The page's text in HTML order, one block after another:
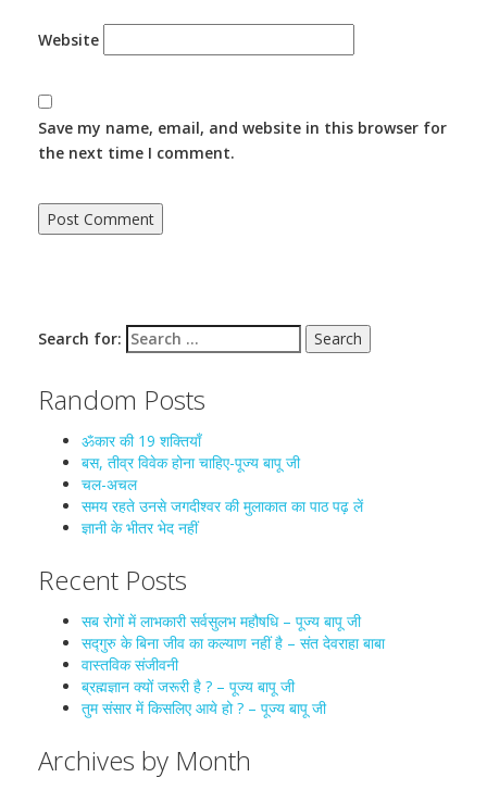
Website
Save my name, email, and website in this browser for
the next time I comment.
Search for:
Random Posts
ॐकार की 19 शक्तियाँ
बस, तीव्र विवेक होना चाहिए-पूज्य बापू जी
चल-अचल
समय रहते उनसे जगदीश्वर की मुलाकात का पाठ पढ़ लें
ज्ञानी के भीतर भेद नहीं
Recent Posts
सब रोगों में लाभकारी सर्वसुलभ महौषधि – पूज्य बापू जी
सद्गुरु के बिना जीव का कल्याण नहीं है – संत देवराहा बाबा
वास्तविक संजीवनी
ब्रह्मज्ञान क्यों जरूरी है ? – पूज्य बापू जी
तुम संसार में किसलिए आये हो ? – पूज्य बापू जी
Archives by Month